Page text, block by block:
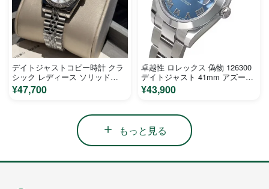
デイトジャストコピー時計 クラ
シック レディース ソリッド
M72901
¥47,700
卓越性 ロレックス 偽物 126300
デイトジャスト 41mm アズーロ
ブルー
¥43,900
もっと見る